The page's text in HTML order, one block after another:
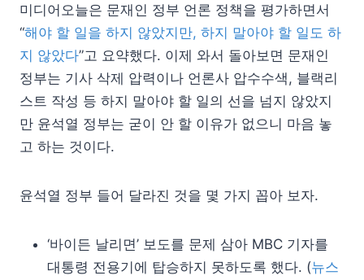
미디어오늘은 문재인 정부 언론 정책을 평가하면서
“해야 할 일을 하지 않았지만, 하지 말아야 할 일도 하
지 않았다”고 요약했다. 이제 와서 돌아보면 문재인
정부는 기사 삭제 압력이나 언론사 압수수색, 블랙리
스트 작성 등 하지 말아야 할 일의 선을 넘지 않았지
만 윤석열 정부는 굳이 안 할 이유가 없으니 마음 놓
고 하는 것이다.
윤석열 정부 들어 달라진 것을 몇 가지 꼽아 보자.
‘바이든 날리면’ 보도를 문제 삼아 MBC 기자를
대통령 전용기에 탑승하지 못하도록 했다. (뉴스